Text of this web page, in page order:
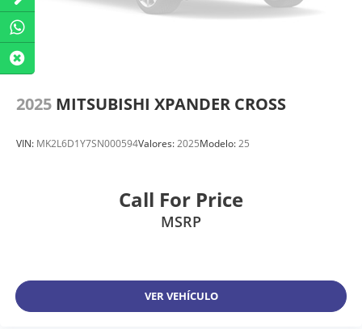
2025 MITSUBISHI XPANDER CROSS
VIN: MK2L6D1Y7SN000594Valores:2025Modelo:25
Call For Price
MSRP
VER VEHÍCULO